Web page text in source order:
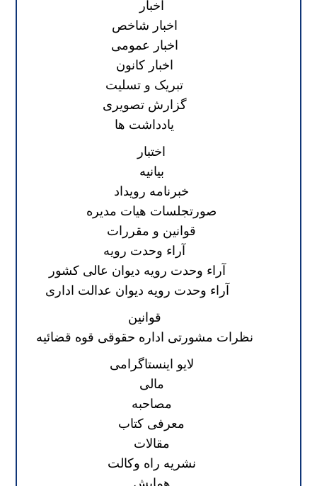
اخبار
اخبار شاخص
اخبار عمومی
اخبار کانون
تبریک و تسلیت
گزارش تصویری
یادداشت ها
اختبار
بیانیه
خبرنامه رویداد
صورتجلسات هیات مدیره
قوانین و مقررات
آراء وحدت رویه
آراء وحدت رویه دیوان عالی کشور
آراء وحدت رویه دیوان عدالت اداری
قوانین
نظرات مشورتی اداره حقوقی قوه قضائیه
لایو اینستاگرامی
مالی
مصاحبه
معرفی کتاب
مقالات
نشریه راه وکالت